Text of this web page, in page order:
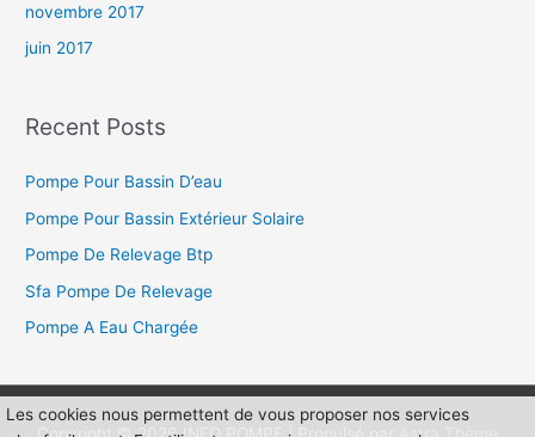
novembre 2017
juin 2017
Recent Posts
Pompe Pour Bassin D’eau
Pompe Pour Bassin Extérieur Solaire
Pompe De Relevage Btp
Sfa Pompe De Relevage
Pompe A Eau Chargée
Copyright © 2026INFO POMPE | Propulsé par Astra Thème
Les cookies nous permettent de vous proposer nos services